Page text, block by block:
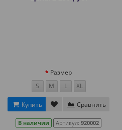
Размер
S
M L XL
Купить Сравнить
В наличии Артикул:920002